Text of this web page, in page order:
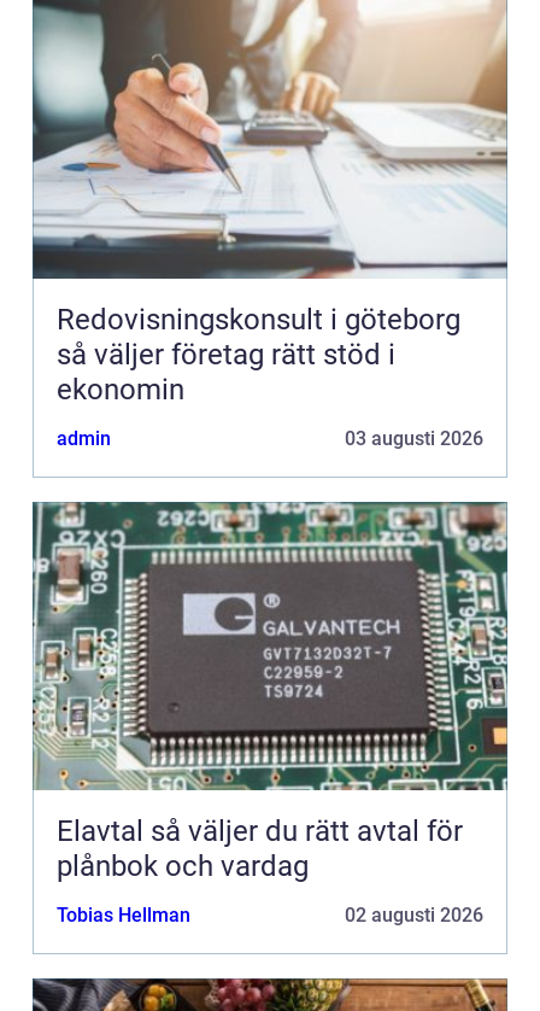
Redovisningskonsult i göteborg
så väljer företag rätt stöd i
ekonomin
admin 03 augusti 2026
Elavtal så väljer du rätt avtal för
plånbok och vardag
Tobias Hellman 02 augusti 2026